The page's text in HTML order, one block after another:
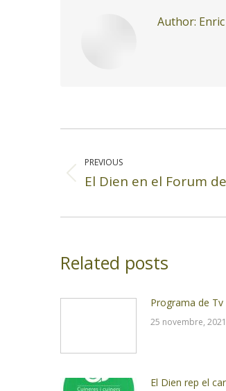
Author: Enric
Post
PREVIOUS
Previous
El Dien en el Forum
Related posts
Programa de Tv
25 novembre, 2021
El Dien rep el